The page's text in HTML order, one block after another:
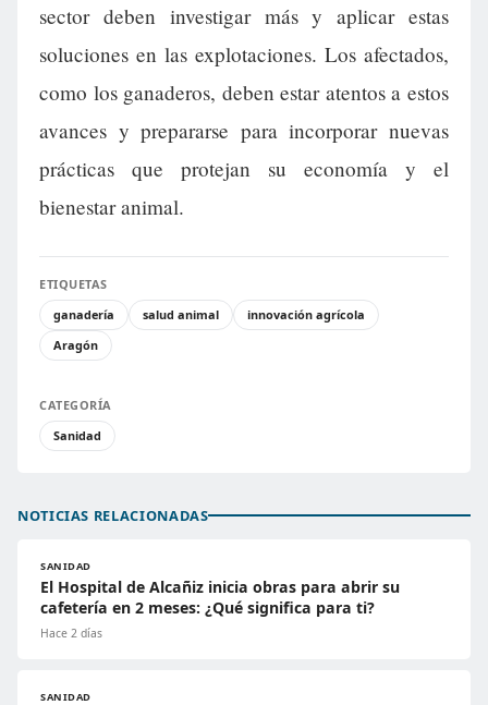
sector deben investigar más y aplicar estas
soluciones en las explotaciones. Los afectados,
como los ganaderos, deben estar atentos a estos
avances y prepararse para incorporar nuevas
prácticas que protejan su economía y el
bienestar animal.
ETIQUETAS
ganadería
salud animal
innovación agrícola
Aragón
CATEGORÍA
Sanidad
NOTICIAS RELACIONADAS
SANIDAD
El Hospital de Alcañiz inicia obras para abrir su
cafetería en 2 meses: ¿Qué significa para ti?
Hace 2 días
SANIDAD